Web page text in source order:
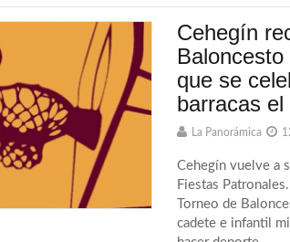
Cehegín
que se
barracas
La Panorámica
Cehegín vuelve a
Fiestas
Torneo de
cadete e infantil